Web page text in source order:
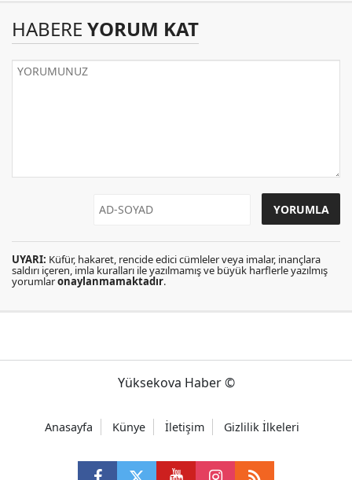
HABERE YORUM KAT
UYARI: Küfür, hakaret, rencide edici cümleler veya imalar, inançlara
saldırı içeren, imla kuralları ile yazılmamış ve büyük harflerle yazılmış
yorumlaronaylanmamaktadır.
Yüksekova Haber ©
Anasayfa Künye İletişim Gizlilik İlkeleri